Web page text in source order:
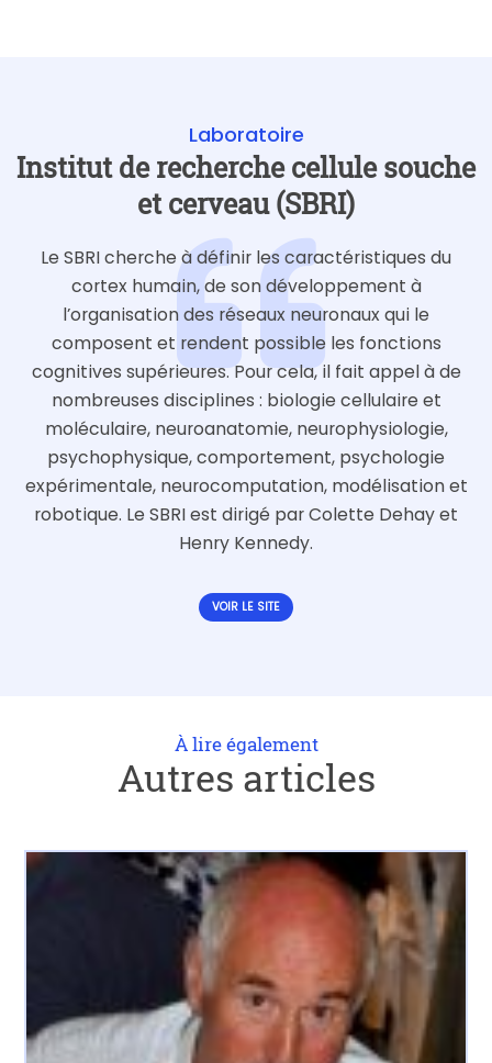
Laboratoire
Institut de recherche cellule souche
et cerveau (SBRI)
Le SBRI cherche à définir les caractéristiques du
cortex humain, de son développement à
l’organisation des réseaux neuronaux qui le
composent et rendent possible les fonctions
cognitives supérieures. Pour cela, il fait appel à de
nombreuses disciplines : biologie cellulaire et
moléculaire, neuroanatomie, neurophysiologie,
psychophysique, comportement, psychologie
expérimentale, neurocomputation, modélisation et
robotique. Le SBRI est dirigé par Colette Dehay et
Henry Kennedy.
VOIR LE SITE
À lire également
Autres articles